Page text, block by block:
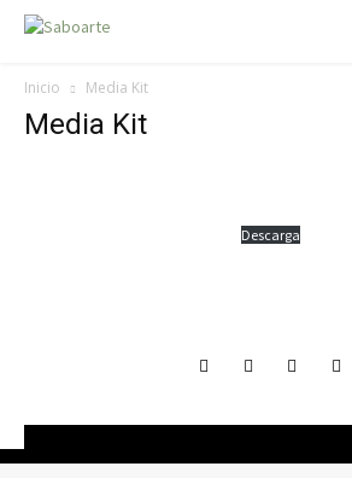
Inicio Media Kit
Media Kit
Descarga